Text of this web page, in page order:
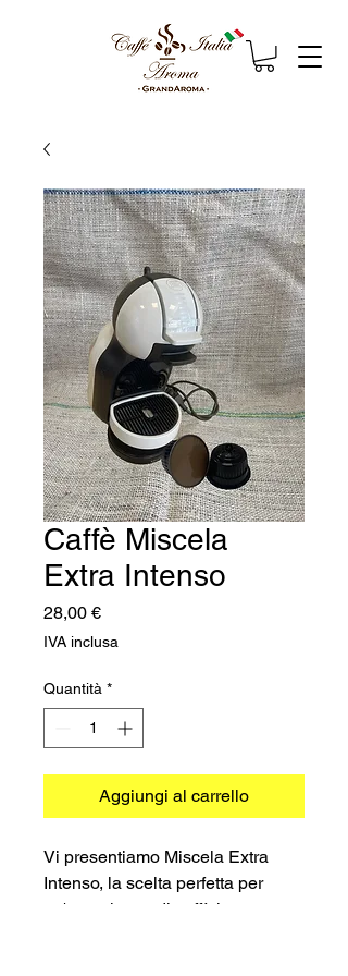
Caffè Miscela
Extra Intenso
28,00 €Prezzo
IVA inclusa
Quantità *
Aggiungi al carrello
Vi presentiamo Miscela Extra
Intenso, la scelta perfetta per
un'esperienza di caffè intensa e